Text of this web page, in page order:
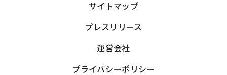
サイトマップ
プレスリリース
運営会社
プライバシーポリシー